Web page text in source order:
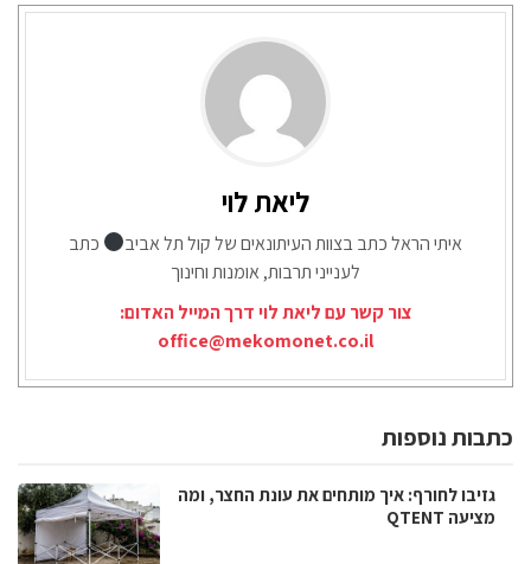
ליאת לוי
איתי הראל כתב בצוות העיתונאים של קול תל אביב
כתב
לענייני תרבות, אומנות וחינוך
צור קשר עם ליאת לוי דרך המייל האדום:
office@mekomonet.co.il
כתבות נוספות
גזיבו לחורף: איך מותחים את עונת החצר, ומה
מציעה QTENT